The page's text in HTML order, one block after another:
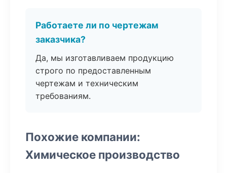
Работаете ли по чертежам
заказчика?
Да, мы изготавливаем продукцию
строго по предоставленным
чертежам и техническим
требованиям.
Похожие компании:
Химическое производство